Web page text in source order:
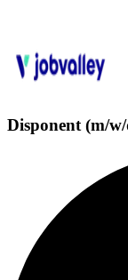
Disponent (m/